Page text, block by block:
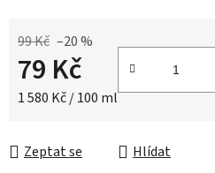
99 Kč –20 %
79 Kč
Měrná cena:
1 580 Kč / 100 ml
Zeptat se Hlídat